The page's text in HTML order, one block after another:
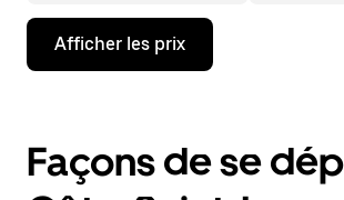
Appuyez
la
bas
pour
interagir
Afficher les prix
Façons de se